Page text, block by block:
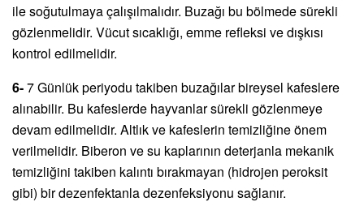
ile soğutulmaya çalışılmalıdır. Buzağı bu bölmede sürekli
gözlenmelidir. Vücut sıcaklığı, emme refleksi ve dışkısı
kontrol edilmelidir.
6-7 Günlük periyodu takiben buzağılar bireysel kafeslere
alınabilir. Bu kafeslerde hayvanlar sürekli gözlenmeye
devam edilmelidir. Altlık ve kafeslerin temizliğine önem
verilmelidir. Biberon ve su kaplarının deterjanla mekanik
temizliğini takiben kalıntı bırakmayan (hidrojen peroksit
gibi) bir dezenfektanla dezenfeksiyonu sağlanır.